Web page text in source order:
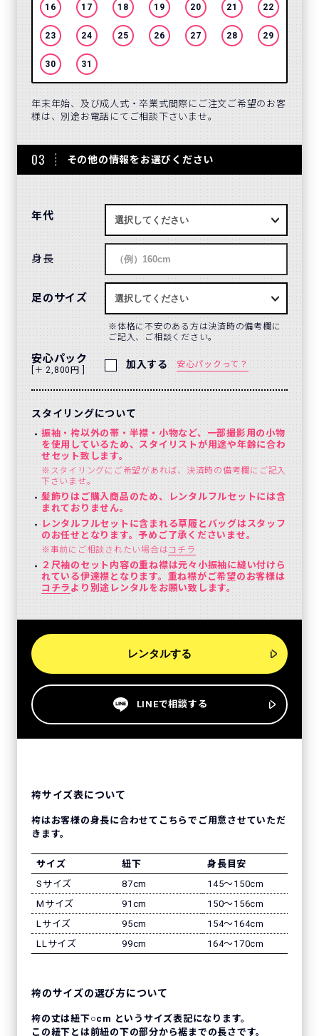
16 17 18 19 20 21 22
23 24 25 26 27 28 29
30 31
20
27
年末年始、及び成人式・卒業式間際にご注文ご希望のお客
様は、別途お電話にてご相談下さいませ。
03 その他の情報をお選びください
年代
身長
足のサイズ
体格に不安のある方は決済時の備考欄に
ご記入、ご相談ください。
安心パック
[＋ 2,800円 ] 加入する 安心パックって？
スタイリングについて
振袖・袴以外の帯・半襟・小物など、一部撮影用の小物
を使用しているため、スタイリストが用途や年齢に合わ
せセット致します。
※スタイリングにご希望があれば、決済時の備考欄にご記入
下さいませ。
髪飾りはご購入商品のため、レンタルフルセットには含
まれておりません。
レンタルフルセットに含まれる草履とバッグはスタッフ
のお任せとなります。予めご了承くださいませ。
※事前にご相談されたい場合はコチラ
２尺袖のセット内容の重ね襟は元々小振袖に縫い付けら
れている伊達襟となります。重ね襟がご希望のお客様は
コチラ より別途レンタルをお願い致します。
レンタルする
LINEで相談する
袴サイズ表について
袴はお客様の身長に合わせてこちらでご用意させていただ
きます。
サイズ 紐下
身長目安
Sサイズ
87cm
145〜150cm
Mサイズ
91cm
150〜156cm
Lサイズ
95cm
154〜164cm
LLサイズ
99cm 164〜170cm
袴のサイズの選び方について
袴の丈は紐下○cm というサイズ表記になります。
この紐下とは前紐の下の部分から裾までの長さです。